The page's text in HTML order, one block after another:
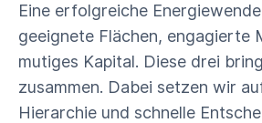
Eine erfolgreiche
geeignete Flächen, engagierte
mutiges Kapital. Diese drei
zusammen. Dabei setzen wir
Hierarchie und schnelle